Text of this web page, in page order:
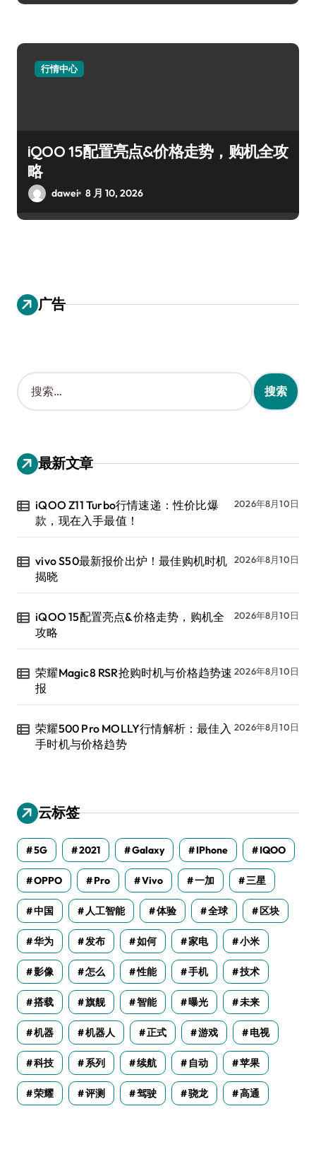
行情中心
iQOO 15配置亮点&价格走势，购机全攻
略
dawei 8 月 10, 2026
广告
搜
索
：
最新文章
iQOO Z11 Turbo行情速递：性价比爆
款，现在入手最值！
2026年8月10日
vivo S50最新报价出炉！最佳购机时机
揭晓
2026年8月10日
iQOO 15配置亮点&价格走势，购机全
攻略
2026年8月10日
荣耀Magic8 RSR抢购时机与价格趋势速
报
2026年8月10日
荣耀500 Pro MOLLY行情解析：最佳入
手时机与价格趋势
2026年8月10日
云标签
5G 2021 Galaxy IPhone IQOO
OPPO Pro Vivo 一加 三星
中国 人工智能 体验 全球 区块
华为 发布 如何 家电 小米
影像 怎么 性能 手机 技术
搭载 旗舰 智能 曝光 未来
机器 机器人 正式 游戏 电视
科技 系列 续航 自动 苹果
荣耀 评测 驾驶 骁龙 高通